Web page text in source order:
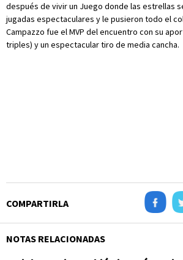
después de vivir un Juego donde las estrellas
jugadas espectaculares y le pusieron todo el
Campazzo fue el MVP del encuentro con su
triples) y un espectacular tiro de media cancha.
COMPARTIRLA
NOTAS RELACIONADAS